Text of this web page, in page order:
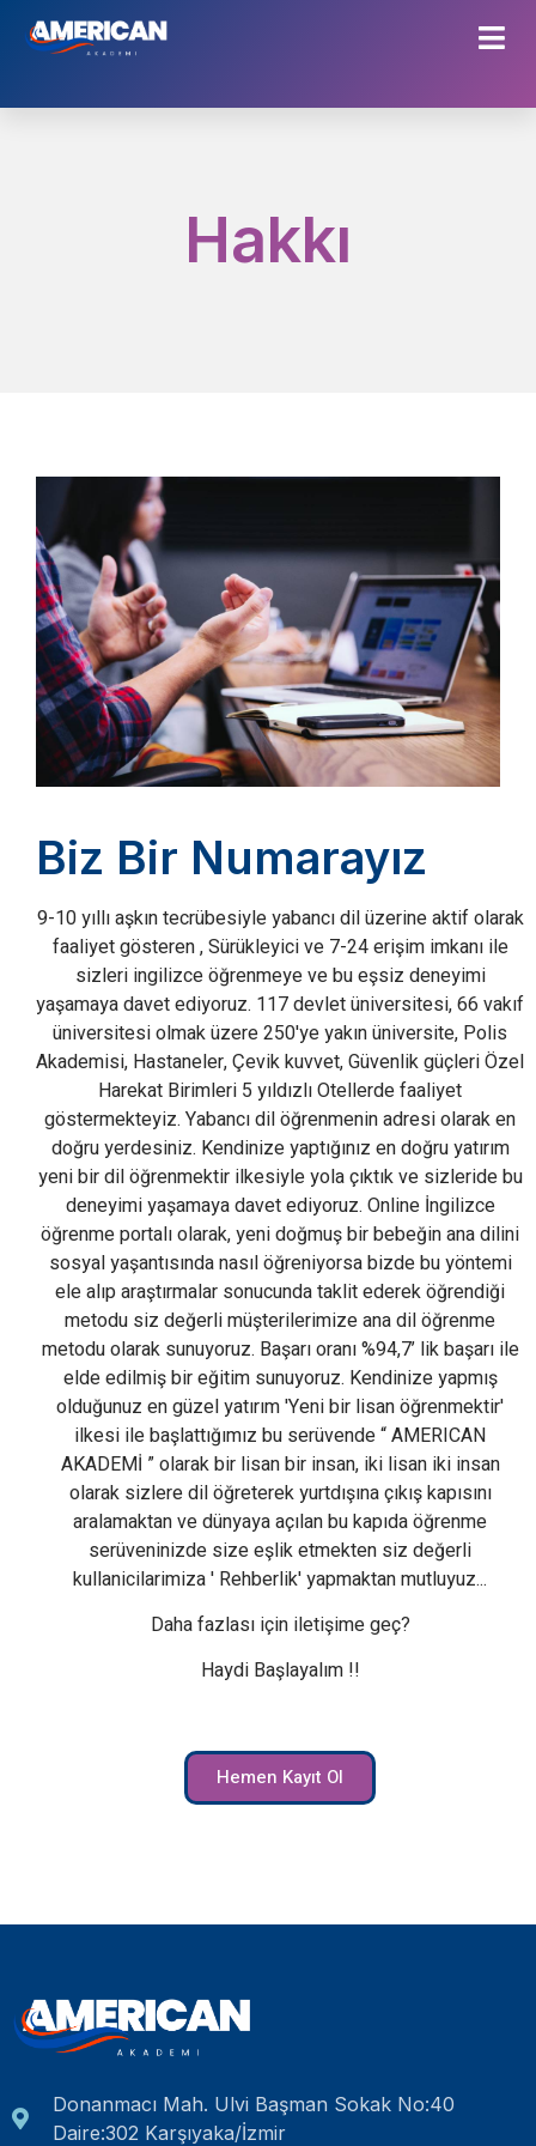
Hakkım
Biz Bir Numarayız
9-10 yıllı aşkın tecrübesiyle yabancı dil üzerine aktif olarak
faaliyet gösteren , Sürükleyici ve 7-24 erişim imkanı ile
sizleri ingilizce öğrenmeye ve bu eşsiz deneyimi
yaşamaya davet ediyoruz. 117 devlet üniversitesi, 66 vakıf
üniversitesi olmak üzere 250'ye yakın üniversite, Polis
Akademisi, Hastaneler, Çevik kuvvet, Güvenlik güçleri Özel
Harekat Birimleri 5 yıldızlı Otellerde faaliyet
göstermekteyiz. Yabancı dil öğrenmenin adresi olarak en
doğru yerdesiniz. Kendinize yaptığınız en doğru yatırım
yeni bir dil öğrenmektir ilkesiyle yola çıktık ve sizleride bu
deneyimi yaşamaya davet ediyoruz. Online İngilizce
öğrenme portalı olarak, yeni doğmuş bir bebeğin ana dilini
sosyal yaşantısında nasıl öğreniyorsa bizde bu yöntemi
ele alıp araştırmalar sonucunda taklit ederek öğrendiği
metodu siz değerli müşterilerimize ana dil öğrenme
metodu olarak sunuyoruz. Başarı oranı %94,7’ lik başarı ile
elde edilmiş bir eğitim sunuyoruz. Kendinize yapmış
olduğunuz en güzel yatırım 'Yeni bir lisan öğrenmektir'
ilkesi ile başlattığımız bu serüvende “ AMERICAN
AKADEMİ ” olarak bir lisan bir insan, iki lisan iki insan
olarak sizlere dil öğreterek yurtdışına çıkış kapısını
aralamaktan ve dünyaya açılan bu kapıda öğrenme
serüveninizde size eşlik etmekten siz değerli
kullanicilarimiza ' Rehberlik' yapmaktan mutluyuz...
Daha fazlası için iletişime geç?
Haydi Başlayalım !!
Hemen Kayıt Ol
Donanmacı Mah. Ulvi Başman Sokak No:40
Daire:302 Karşıyaka/İzmir